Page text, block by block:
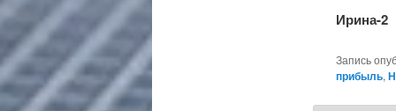
Ирина-2
Запись
прибыль,